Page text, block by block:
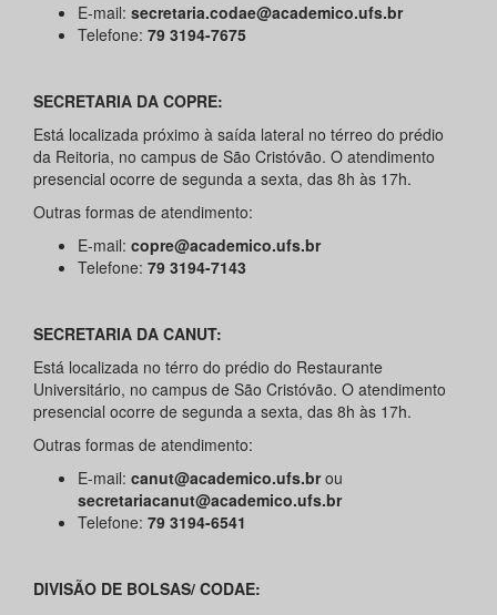
E-mail: secretaria.codae@academico.ufs.br
Telefone: 79 3194-7675
SECRETARIA DA COPRE:
Está localizada próximo à saída lateral no térreo do prédio
da Reitoria, no campus de São Cristóvão. O atendimento
presencial ocorre de segunda a sexta, das 8h às 17h.
Outras formas de atendimento:
E-mail: copre@academico.ufs.br
Telefone: 79 3194-7143
SECRETARIA DA CANUT:
Está localizada no térro do prédio do Restaurante
Universitário, no campus de São Cristóvão. O atendimento
presencial ocorre de segunda a sexta, das 8h às 17h.
Outras formas de atendimento:
E-mail: canut@academico.ufs.brou
secretariacanut@academico.ufs.br
Telefone: 79 3194-6541
DIVISÃO DE BOLSAS/ CODAE: